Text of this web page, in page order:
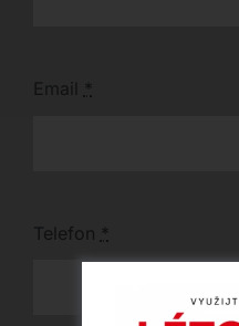
Email *
Telefon *